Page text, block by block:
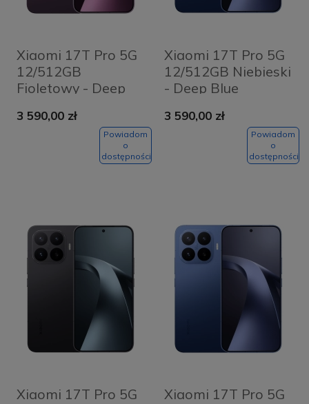
Xiaomi 17T Pro 5G
12/512GB
Fioletowy - Deep
3 590,00 zł
Powiadom
o
dostępności
Xiaomi 17T Pro 5G
12/512GB Niebieski
- Deep Blue
3 590,00 zł
Powiadom
o
dostępności
Xiaomi 17T Pro 5G
Xiaomi 17T Pro 5G